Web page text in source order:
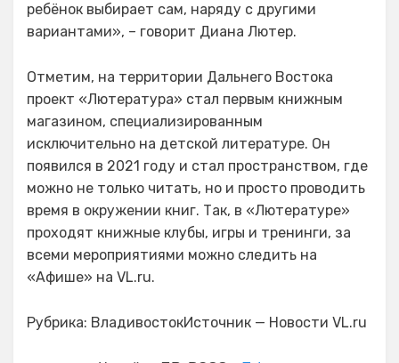
ребёнок выбирает сам, наряду с другими
вариантами», – говорит Диана Лютер.
Отметим, на территории Дальнего Востока
проект «Лютература» стал первым книжным
магазином, специализированным
исключительно на детской литературе. Он
появился в 2021 году и стал пространством, где
можно не только читать, но и просто проводить
время в окружении книг. Так, в «Лютературе»
проходят книжные клубы, игры и тренинги, за
всеми мероприятиями можно следить на
«Афише» на VL.ru.
Рубрика: ВладивостокИсточник — Новости VL.ru